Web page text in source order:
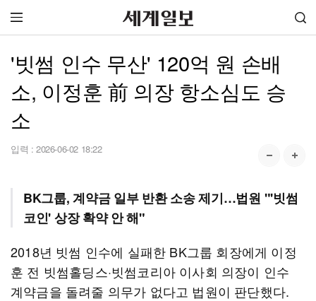
'빗썸 인수 무산' 120억 원 손배
소, 이정훈 前 의장 항소심도 승
소
입력 : 2026-06-02 18:22
BK그룹, 계약금 일부 반환 소송 제기…법원 "'빗썸
코인' 상장 확약 안 해"
2018년 빗썸 인수에 실패한 BK그룹 회장에게 이정
훈 전 빗썸홀딩스·빗썸코리아 이사회 의장이 인수
계약금을 돌려줄 의무가 없다고 법원이 판단했다.